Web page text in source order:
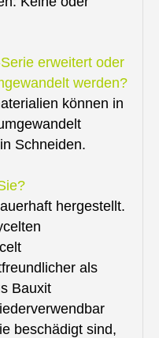
erweitert oder
werden?
können in
Schneiden.
hergestellt.
als
Bauxit
beschädigt sind,